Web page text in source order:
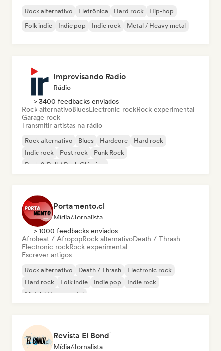
Rock alternativo Eletrônica Hard rock
Hip-hop
Folk indie
Indie pop Indie rock Metal / Heavy metal
Improvisando Radio
Rádio
> 3400 feedbacks enviados
Rock alternativoBluesElectronic rockRock experimental
Garage rock
Transmitir artistas na rádio
Rock alternativo Blues Hardcore
Hard rock
Indie rock
Post rock
Punk Rock
Rock & Roll / Rock Clássico
Portamento.cl
Mídia/Jornalista
> 1000 feedbacks enviados
Afrobeat / AfropopRock alternativoDeath / Thrash
Electronic rockRock experimental
Escrever artigos
Rock alternativo Death / Thrash
Electronic rock
Hard rock
Folk indie Indie pop
Indie rock
Metal / Heavy metal
Revista El Bondi
Mídia/Jornalista